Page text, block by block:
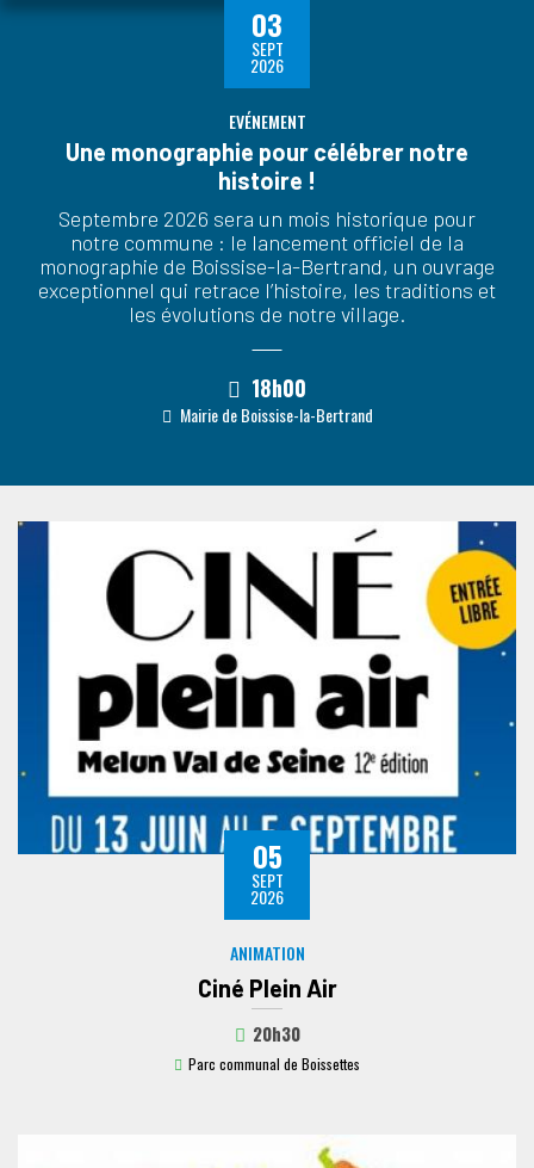
03
SEPT
2026
EVÉNEMENT
Une monographie pour célébrer notre
histoire !
Septembre 2026 sera un mois historique pour
notre commune : le lancement officiel de la
monographie de Boissise-la-Bertrand, un ouvrage
exceptionnel qui retrace l’histoire, les traditions et
les évolutions de notre village.
18h00
Mairie de Boissise-la-Bertrand
05
SEPT
2026
ANIMATION
Ciné Plein Air
20h30
Parc communal de Boissettes